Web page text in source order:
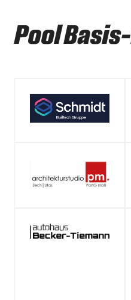
Pool